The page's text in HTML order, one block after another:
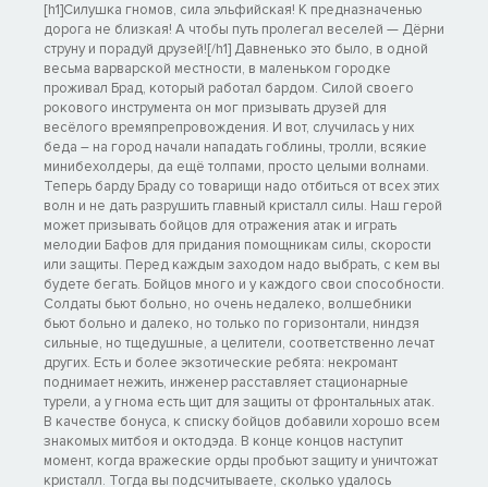
[h1]Силушка гномов, сила эльфийская! К предназначенью
дорога не близкая! А чтобы путь пролегал веселей — Дёрни
струну и порадуй друзей![/h1] Давненько это было, в одной
весьма варварской местности, в маленьком городке
проживал Брад, который работал бардом. Силой своего
рокового инструмента он мог призывать друзей для
весёлого времяпрепровождения. И вот, случилась у них
беда – на город начали нападать гоблины, тролли, всякие
минибехолдеры, да ещё толпами, просто целыми волнами.
Теперь барду Браду со товарищи надо отбиться от всех этих
волн и не дать разрушить главный кристалл силы. Наш герой
может призывать бойцов для отражения атак и играть
мелодии Бафов для придания помощникам силы, скорости
или защиты. Перед каждым заходом надо выбрать, с кем вы
будете бегать. Бойцов много и у каждого свои способности.
Солдаты бьют больно, но очень недалеко, волшебники
бьют больно и далеко, но только по горизонтали, ниндзя
сильные, но тщедушные, а целители, соответственно лечат
других. Есть и более экзотические ребята: некромант
поднимает нежить, инженер расставляет стационарные
турели, а у гнома есть щит для защиты от фронтальных атак.
В качестве бонуса, к списку бойцов добавили хорошо всем
знакомых митбоя и октодэда. В конце концов наступит
момент, когда вражеские орды пробьют защиту и уничтожат
кристалл. Тогда вы подсчитываете, сколько удалось